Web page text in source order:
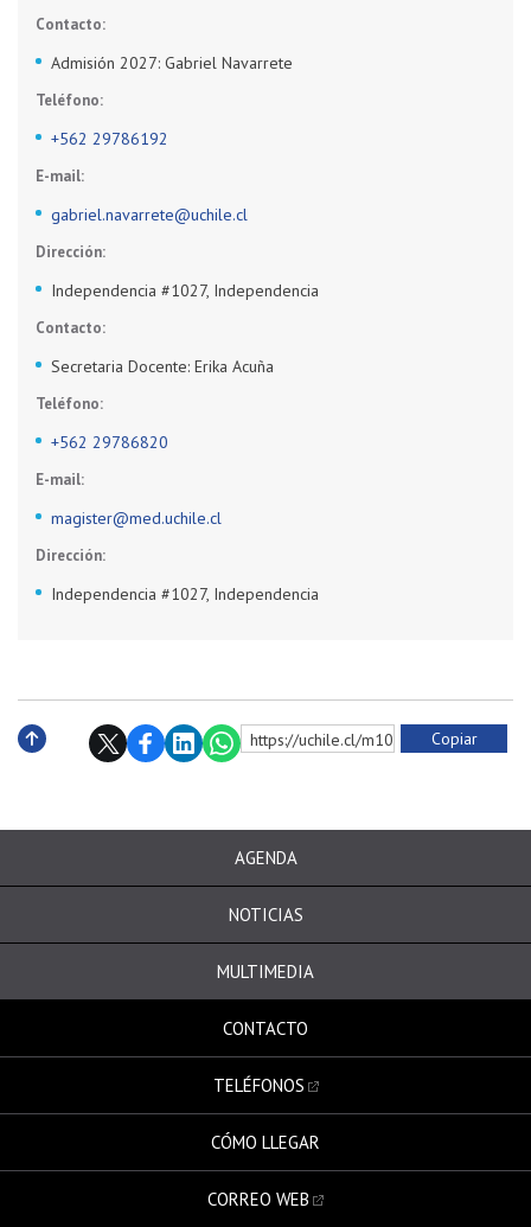
Contacto:
Admisión 2027: Gabriel Navarrete
Teléfono:
+562 29786192
E-mail:
gabriel.navarrete@uchile.cl
Dirección:
Independencia #1027, Independencia
Contacto:
Secretaria Docente: Erika Acuña
Teléfono:
+562 29786820
E-mail:
magister@med.uchile.cl
Dirección:
Independencia #1027, Independencia
https://uchile.cl/m10290 Copiar
AGENDA
NOTICIAS
MULTIMEDIA
CONTACTO
TELÉFONOS
CÓMO LLEGAR
CORREO WEB